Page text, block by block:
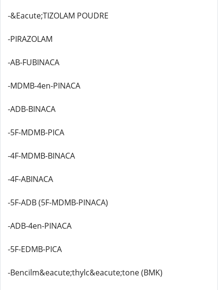
-&Eacute;TIZOLAM POUDRE
-PIRAZOLAM
-AB-FUBINACA
-MDMB-4en-PINACA
-ADB-BINACA
-5F-MDMB-PICA
-4F-MDMB-BINACA
-4F-ABINACA
-5F-ADB (5F-MDMB-PINACA)
-ADB-4en-PINACA
-5F-EDMB-PICA
-Bencilm&eacute;thylc&eacute;tone (BMK)